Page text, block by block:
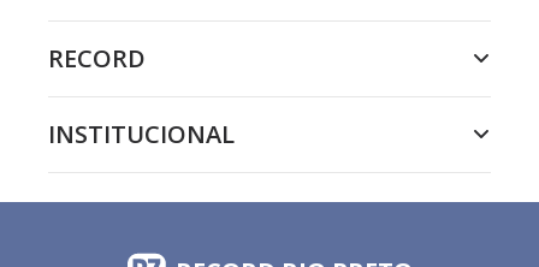
RECORD
INSTITUCIONAL